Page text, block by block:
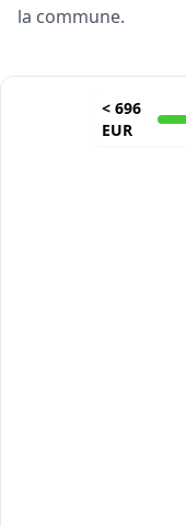
la commune.
< 696
EUR